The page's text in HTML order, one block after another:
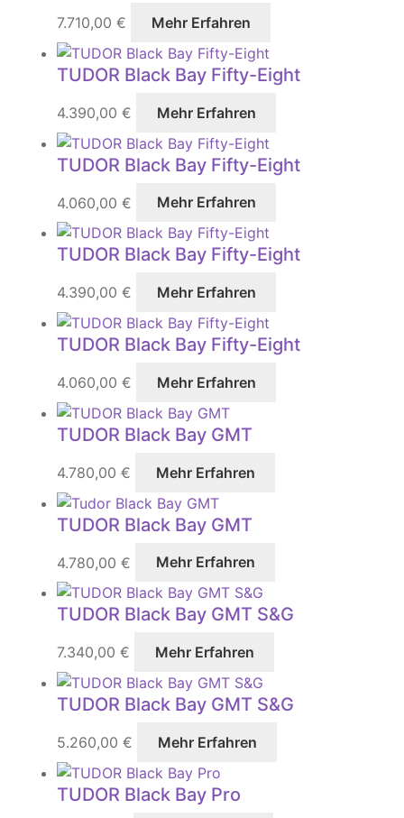
7.710,00 € Mehr Erfahren
TUDOR Black Bay Fifty-Eight
4.390,00 € Mehr Erfahren
TUDOR Black Bay Fifty-Eight
4.060,00 € Mehr Erfahren
TUDOR Black Bay Fifty-Eight
4.390,00 € Mehr Erfahren
TUDOR Black Bay Fifty-Eight
4.060,00 € Mehr Erfahren
TUDOR Black Bay GMT
4.780,00 € Mehr Erfahren
TUDOR Black Bay GMT
4.780,00 € Mehr Erfahren
TUDOR Black Bay GMT S&G
7.340,00 € Mehr Erfahren
TUDOR Black Bay GMT S&G
5.260,00 € Mehr Erfahren
TUDOR Black Bay Pro